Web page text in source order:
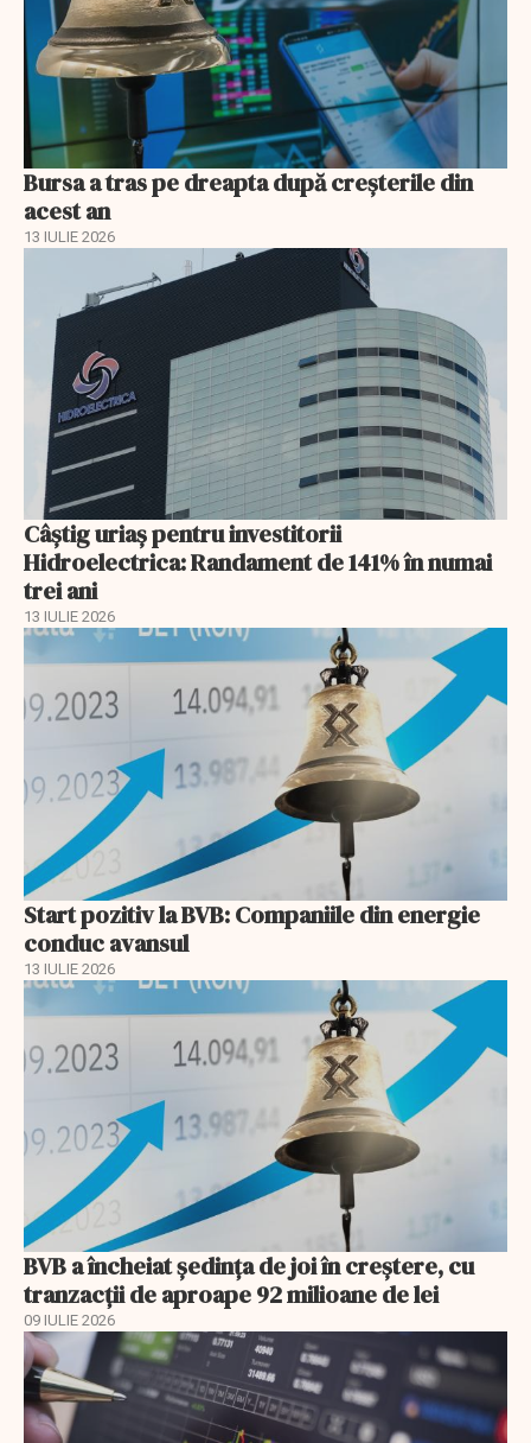
Bursa a tras pe dreapta după creșterile din
acest an
13 IULIE 2026
Câștig uriaș pentru investitorii
Hidroelectrica: Randament de 141% în numai
trei ani
13 IULIE 2026
Start pozitiv la BVB: Companiile din energie
conduc avansul
13 IULIE 2026
BVB a încheiat ședința de joi în creștere, cu
tranzacții de aproape 92 milioane de lei
09 IULIE 2026